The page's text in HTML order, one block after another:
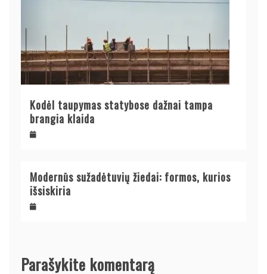
Kodėl taupymas statybose dažnai tampa
brangia klaida
Modernūs sužadėtuvių žiedai: formos, kurios
išsiskiria
Parašykite komentarą